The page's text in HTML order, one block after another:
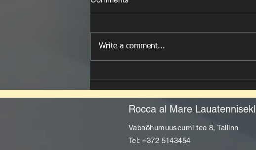
hooaja sportlikult ja
meeleolukalt 🏓✨
Write a comment...
Rocca al Mare
Vabaõhumuuseumi tee 8, Tallinn
Tel: +372 5143454